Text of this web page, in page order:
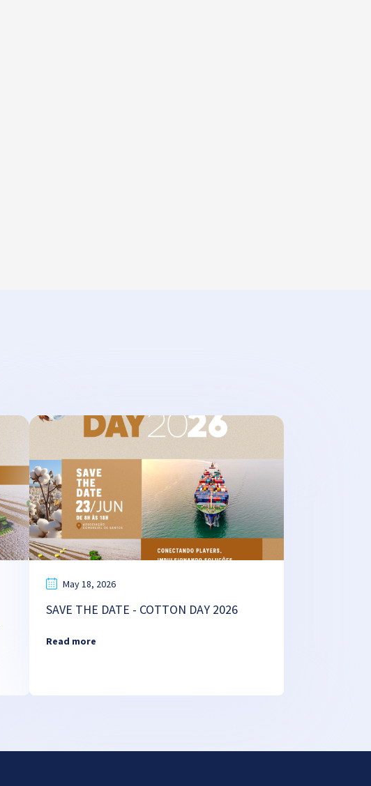
May 18, 2026
SAVE THE DATE - COTTON DAY 2026
Read more